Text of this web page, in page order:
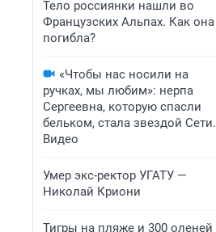
Тело россиянки нашли во
Французских Альпах. Как она
погибла?
«Чтобы нас носили на
ручках, мы любим»: нерпа
Сергеевна, которую спасли
бельком, стала звездой Сети.
Видео
Умер экс-ректор УГАТУ —
Николай Криони
Тигры на пляже и 300 оленей